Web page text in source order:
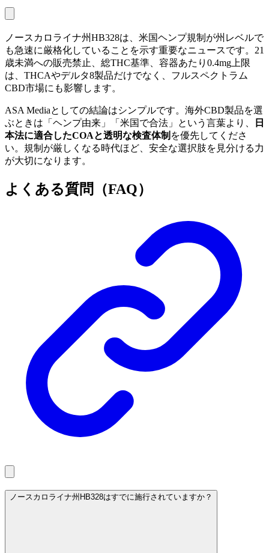
ノースカロライナ州HB328は、米国ヘンプ規制が州レベルで
も急速に厳格化していることを示す重要なニュースです。21
歳未満への販売禁止、総THC基準、容器あたり0.4mg上限
は、THCAやデルタ8製品だけでなく、フルスペクトラム
CBD市場にも影響します。
ASA Mediaとしての結論はシンプルです。海外CBD製品を選
ぶときは「ヘンプ由来」「米国で合法」という言葉より、
日
本法に適合したCOAと透明な検査体制 を優先してくださ
い。規制が厳しくなる時代ほど、安全な選択肢を見分ける力
が大切になります。
よくある質問（FAQ）
ノースカロライナ州HB328はすでに施行されていますか？